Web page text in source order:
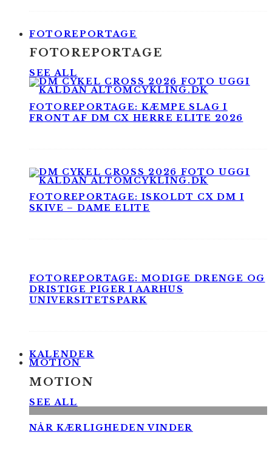
FOTOREPORTAGE
FOTOREPORTAGE
SEE ALL
FOTOREPORTAGE: KÆMPE SLAG I
FRONT AF DM CX HERRE ELITE 2026
FOTOREPORTAGE: ISKOLDT CX DM I
SKIVE – DAME ELITE
FOTOREPORTAGE: MODIGE DRENGE OG
DRISTIGE PIGER I AARHUS
UNIVERSITETSPARK
KALENDER
MOTION
MOTION
SEE ALL
NÅR KÆRLIGHEDEN VINDER